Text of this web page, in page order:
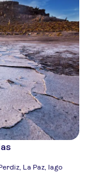
La Paz, lago